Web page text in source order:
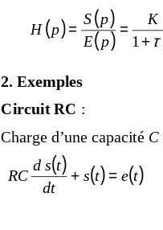
(   ) ( )
(   )
K
p
E
p
S
p
H
τ
+
=
=
1
2. Exemples
Circuit RC
:
Charge d’une capacité C
() ( ) ( )
te
ts
dt
tsd
RC =
+